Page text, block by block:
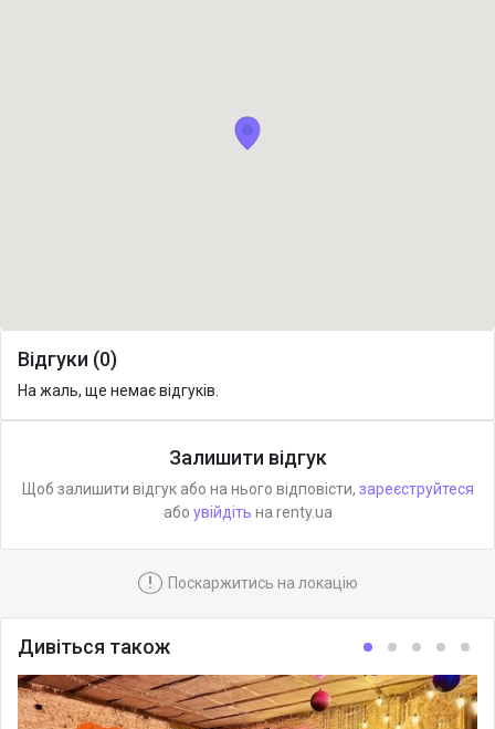
Відгуки (0)
На жаль, ще немає відгуків.
Залишити відгук
Щоб залишити відгук або на нього відповісти, зареєструйтеся
або увійдіть на renty.ua
! Поскаржитись на локацію
Дивіться також